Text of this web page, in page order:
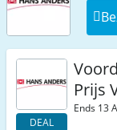
DEAL
Prijs
Ends 13